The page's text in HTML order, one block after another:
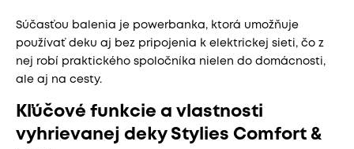
Súčasťou balenia je powerbanka, ktorá umožňuje
používať deku aj bez pripojenia k elektrickej sieti, čo z
nej robí praktického spoločníka nielen do domácnosti,
ale aj na cesty.
Kľúčové funkcie a vlastnosti
vyhrievanej deky Stylies Comfort &